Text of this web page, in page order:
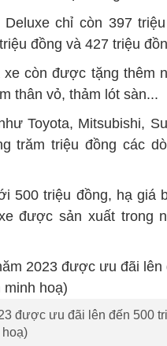
chỉ còn 397
đồng và 427 triệu
còn được tặng thêm
thân vỏ, thảm lót sàn...
Toyota, Mitsubishi,
trăm triệu đồng các
500 triệu đồng, hạ giá
được sản xuất trong
được ưu đãi lên đến 500
hoạ)